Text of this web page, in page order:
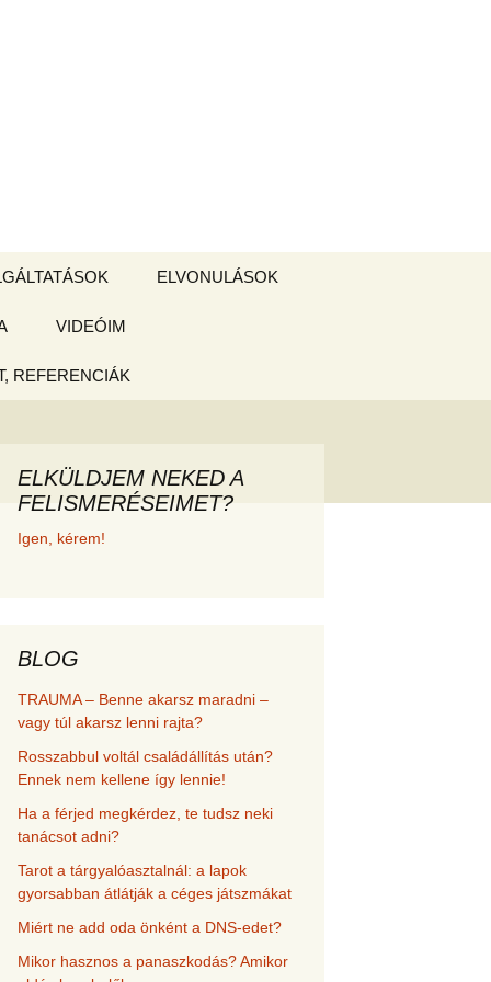
BOLT
ELVONULÁSOK
VIDEÓIM
REFERENCIÁK
az új
és
ELKÜLDJEM NEKED A
FELISMERÉSEIMET?
Igen, kérem!
BLOG
TRAUMA – Benne akarsz maradni –
vagy túl akarsz lenni rajta?
Rosszabbul voltál családállítás után?
Ennek nem kellene így lennie!
Ha a férjed megkérdez, te tudsz neki
tanácsot adni?
Tarot a tárgyalóasztalnál: a lapok
gyorsabban átlátják a céges játszmákat
Miért ne add oda önként a DNS-edet?
Mikor hasznos a panaszkodás? Amikor